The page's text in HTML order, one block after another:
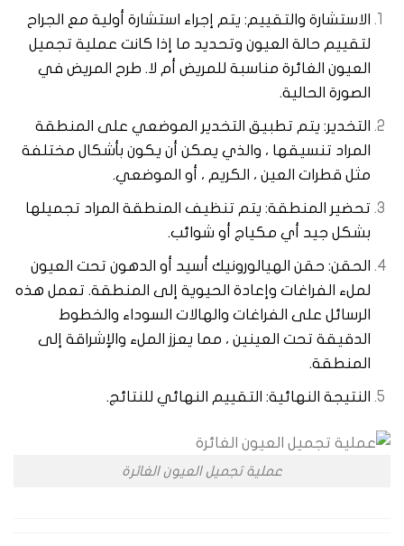
الاستشارة والتقييم: يتم إجراء استشارة أولية مع الجراح
لتقييم حالة العيون وتحديد ما إذا كانت عملية تجميل
العيون الغائرة مناسبة للمريض أم لا. طرح المريض في
الصورة الحالية.
التخدير: يتم تطبيق التخدير الموضعي على المنطقة
المراد تنسيقها ، والذي يمكن أن يكون بأشكال مختلفة
مثل قطرات العين ، الكريم ، أو الموضعي.
تحضير المنطقة: يتم تنظيف المنطقة المراد تجميلها
بشكل جيد أي مكياج أو شوائب.
الحقن: حقن الهيالورونيك أسيد أو الدهون تحت العيون
لملء الفراغات وإعادة الحيوية إلى المنطقة. تعمل هذه
الرسائل على الفراغات والهالات السوداء والخطوط
الدقيقة تحت العينين ، مما يعزز الملء والإشراقة إلى
المنطقة.
النتيجة النهائية: التقييم النهائي للنتائج.
عملية تجميل العيون الغائرة